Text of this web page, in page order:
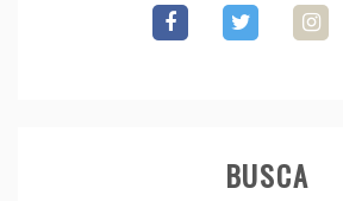
BUSCA